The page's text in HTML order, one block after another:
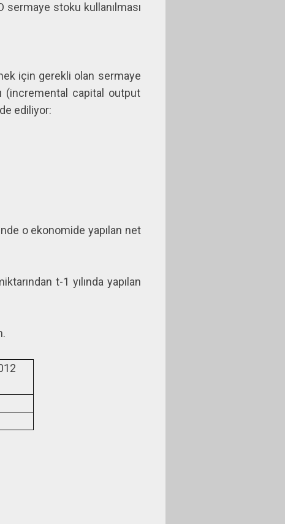
sermaye stoku kullanılması
için gerekli olan sermaye
(incremental capital output
ediliyor:
o ekonomide yapılan net
t-1 yılında yapılan